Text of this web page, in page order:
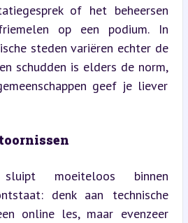
of het beheersen
op een podium. In
steden variëren echter de
schudden is elders de norm,
geef je liever
sluipt moeiteloos binnen
denk aan technische
online les, maar evenzeer